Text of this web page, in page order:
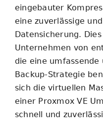
eingebauter
eine zuverlässige
Datensicherung.
Unternehmen von
die eine
Backup-Strategie
sich die virtuellen
einer Proxmox VE
schnell und